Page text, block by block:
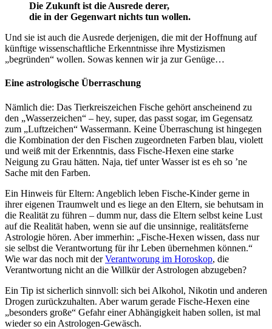
Die Zukunft ist die Ausrede derer,
die in der Gegenwart nichts tun wollen.
Und sie ist auch die Ausrede derjenigen, die mit der Hoffnung auf
künftige wissenschaftliche Erkenntnisse ihre Mystizismen
„begründen“ wollen. Sowas kennen wir ja zur Genüge…
Eine astrologische Überraschung
Nämlich die: Das Tierkreiszeichen Fische gehört anscheinend zu
den „Wasserzeichen“ – hey, super, das passt sogar, im Gegensatz
zum „Luftzeichen“ Wassermann. Keine Überraschung ist hingegen
die Kombination der den Fischen zugeordneten Farben blau, violett
und weiß mit der Erkenntnis, dass Fische-Hexen eine starke
Neigung zu Grau hätten. Naja, tief unter Wasser ist es eh so ’ne
Sache mit den Farben.
Ein Hinweis für Eltern: Angeblich leben Fische-Kinder gerne in
ihrer eigenen Traumwelt und es liege an den Eltern, sie behutsam in
die Realität zu führen – dumm nur, dass die Eltern selbst keine Lust
auf die Realität haben, wenn sie auf die unsinnige, realitätsferne
Astrologie hören. Aber immerhin: „Fische-Hexen wissen, dass nur
sie selbst die Verantwortung für ihr Leben übernehmen können.“
Wie war das noch mit derVerantworung im Horoskop, die
Verantwortung nicht an die Willkür der Astrologen abzugeben?
Ein Tip ist sicherlich sinnvoll: sich bei Alkohol, Nikotin und anderen
Drogen zurückzuhalten. Aber warum gerade Fische-Hexen eine
„besonders große“ Gefahr einer Abhängigkeit haben sollen, ist mal
wieder so ein Astrologen-Gewäsch.